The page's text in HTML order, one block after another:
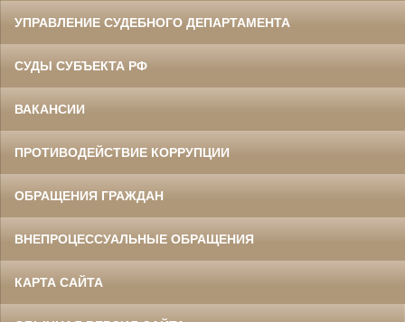
УПРАВЛЕНИЕ СУДЕБНОГО ДЕПАРТАМЕНТА
СУДЫ СУБЪЕКТА РФ
ВАКАНСИИ
ПРОТИВОДЕЙСТВИЕ КОРРУПЦИИ
ОБРАЩЕНИЯ ГРАЖДАН
ВНЕПРОЦЕССУАЛЬНЫЕ ОБРАЩЕНИЯ
КАРТА САЙТА